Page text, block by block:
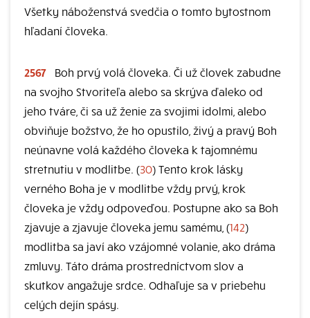
Všetky náboženstvá svedčia o tomto bytostnom
hľadaní človeka.
2567
Boh prvý volá človeka. Či už človek zabudne
na svojho Stvoriteľa alebo sa skrýva ďaleko od
jeho tváre, či sa už ženie za svojimi idolmi, alebo
obviňuje božstvo, že ho opustilo, živý a pravý Boh
neúnavne volá každého človeka k tajomnému
stretnutiu v modlitbe. (30) Tento krok lásky
verného Boha je v modlitbe vždy prvý, krok
človeka je vždy odpoveďou. Postupne ako sa Boh
zjavuje a zjavuje človeka jemu samému, (142)
modlitba sa javí ako vzájomné volanie, ako dráma
zmluvy. Táto dráma prostredníctvom slov a
skutkov angažuje srdce. Odhaľuje sa v priebehu
celých dejín spásy.